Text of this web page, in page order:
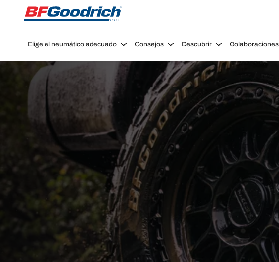
Go to page content
Go to page navigation
Elige el neumático adecuado Consejos Descubrir Colaboraciones